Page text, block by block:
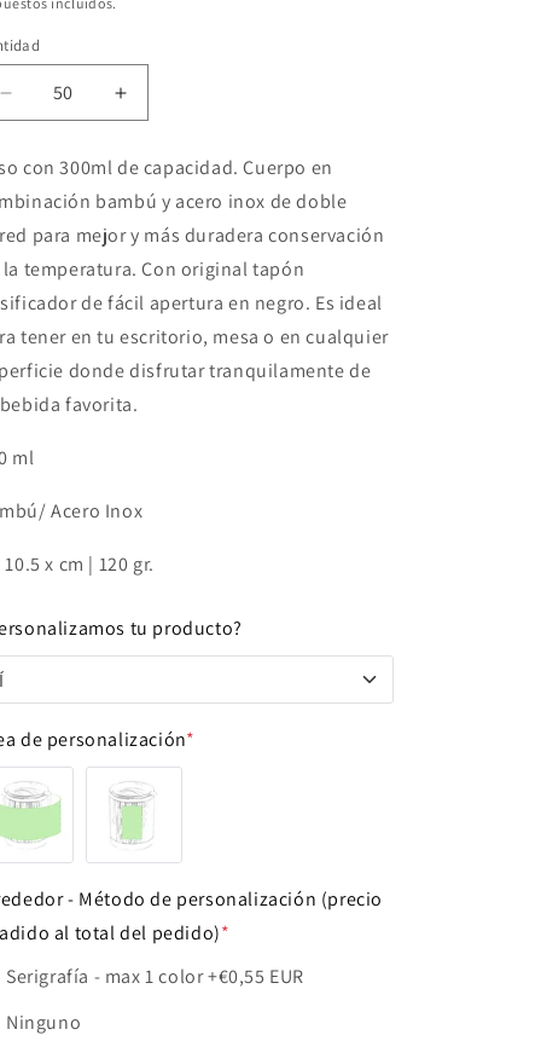
Reducir
cantidad
Termo
Bosque
Horizonte
Aumentar
cantidad
para
Termo
Bosque
Horizonte
con 300ml de capacidad. Cuerpo en
bambú y acero inox de doble
para mejor y más duradera conservación
temperatura. Con original tapón
de fácil apertura en negro. Es ideal
tener en tu escritorio, mesa o en cualquier
donde disfrutar tranquilamente de
favorita.
ml
Acero Inox
10.5 x cm | 120 gr.
tu producto?
de personalización*
- Método de personalización (precio
al total del pedido)*
Serigrafía - max 1 color+€0,55 EUR
Ninguno